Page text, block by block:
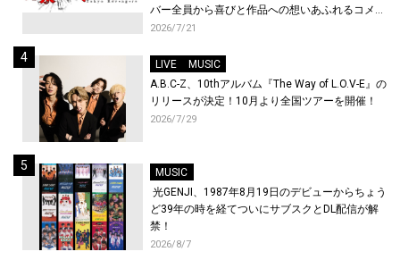
バー全員から喜びと作品への想いあふれるコメン
トが到着！9月に東京・大阪で先行上映会を開
2026/7/21
LIVE
MUSIC
A.B.C-Z、10thアルバム『The Way of L.O.V-E』の
リリースが決定！10月より全国ツアーを開催！
2026/7/29
MUSIC
光GENJI、1987年8月19日のデビューからちょう
ど39年の時を経てついにサブスクとDL配信が解
禁！
2026/8/7